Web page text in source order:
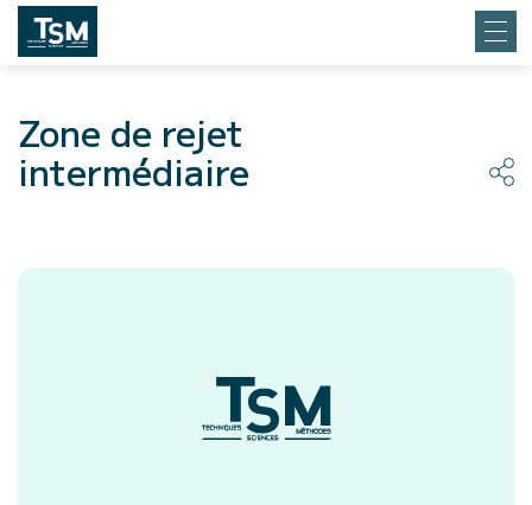
Zone de rejet
intermédiaire